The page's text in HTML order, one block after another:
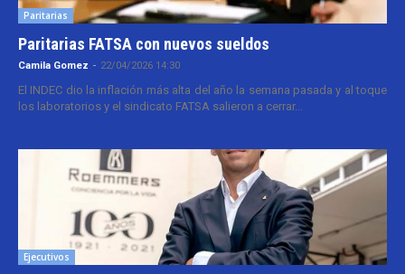
Paritarias
Paritarias FATSA con nuevos sueldos
Camila Gomez - 22/04/2026 14:30
El INDEC dio la inflación más alta del año la semana pasada y al toque
los laboratorios y el sindicato FATSA salieron a cerrar...
Ejecutivos